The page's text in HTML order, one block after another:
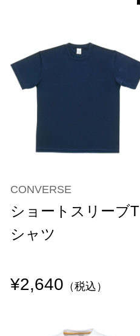
CONVERSE
ショートスリーブT
シャツ
¥2,640 （税込）